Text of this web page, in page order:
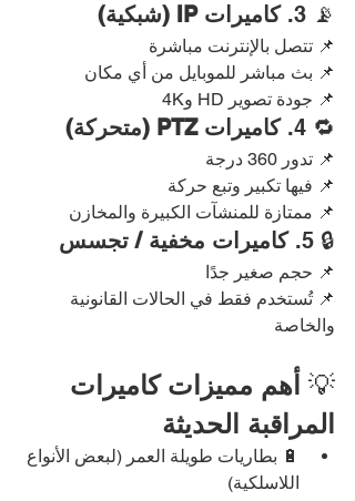
📡 3. كاميرات IP (شبكية)
📌 تتصل بالإنترنت مباشرة
📌 بث مباشر للموبايل من أي مكان
📌 جودة تصوير HD و4K
🔁 4. كاميرات PTZ (متحركة)
📌 تدور 360 درجة
📌 فيها تكبير وتبع حركة
📌 ممتازة للمنشآت الكبيرة والمخازن
🔒 5. كاميرات مخفية / تجسس
📌 حجم صغير جدًا
📌 تُستخدم فقط في الحالات القانونية
والخاصة
💡 أهم مميزات كاميرات
المراقبة الحديثة
🔋 بطاريات طويلة العمر (لبعض الأنواع
اللاسلكية)